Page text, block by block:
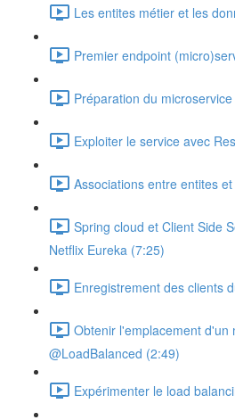
Les entites métier et les
Premier endpoint
Préparation du
Exploiter le service avec
Associations entre entites
Spring cloud et Client Side
Netflix Eureka (7:25)
Enregistrement des clients
Obtenir l'emplacement d'un
@LoadBalanced (2:49)
Expérimenter le load